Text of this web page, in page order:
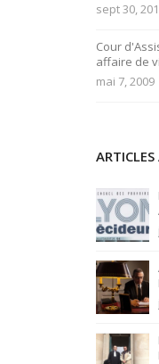
sept 30,
Cour
affaire de
mai 7, 2009